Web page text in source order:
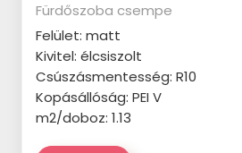
MARAZZI Stream termékcsalád
MARAZZI Pottery termékcsalád
MARAZZI Racconti
ALAPLANA Johnstone
termékcsalád
Fürdőszoba csempe
Felület: matt
Kivitel: élcsiszolt
Csúszásmentesség: R10
Kopásállóság: PEI V
m2/doboz: 1.13